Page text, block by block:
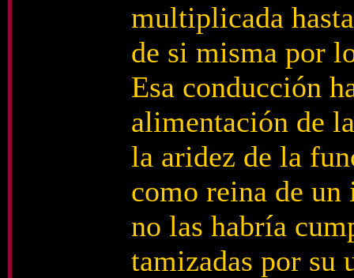
multiplicada
de si misma por
Esa conducción
alimentación de
la aridez de la
como reina de
no las habría
tamizadas por su